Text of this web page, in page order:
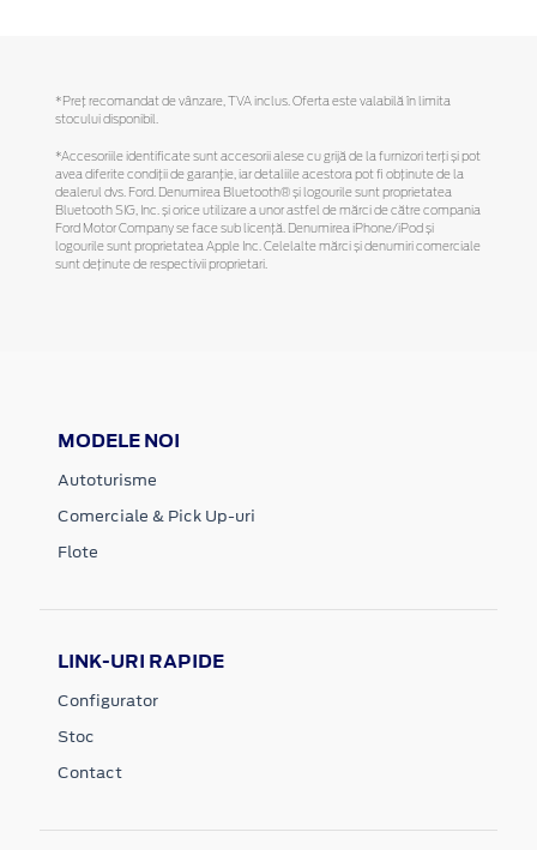
*Preţ recomandat de vânzare, TVA inclus. Oferta este valabilă în limita
stocului disponibil.
*Accesoriile identificate sunt accesorii alese cu grijă de la furnizori terți și pot
avea diferite condiții de garanție, iar detaliile acestora pot fi obținute de la
dealerul dvs. Ford. Denumirea Bluetooth® și logourile sunt proprietatea
Bluetooth SIG, Inc. și orice utilizare a unor astfel de mărci de către compania
Ford Motor Company se face sub licență. Denumirea iPhone/iPod și
logourile sunt proprietatea Apple Inc. Celelalte mărci și denumiri comerciale
sunt deținute de respectivii proprietari.
MODELE NOI
Autoturisme
Comerciale & Pick Up-uri
Flote
LINK-URI RAPIDE
Configurator
Stoc
Contact